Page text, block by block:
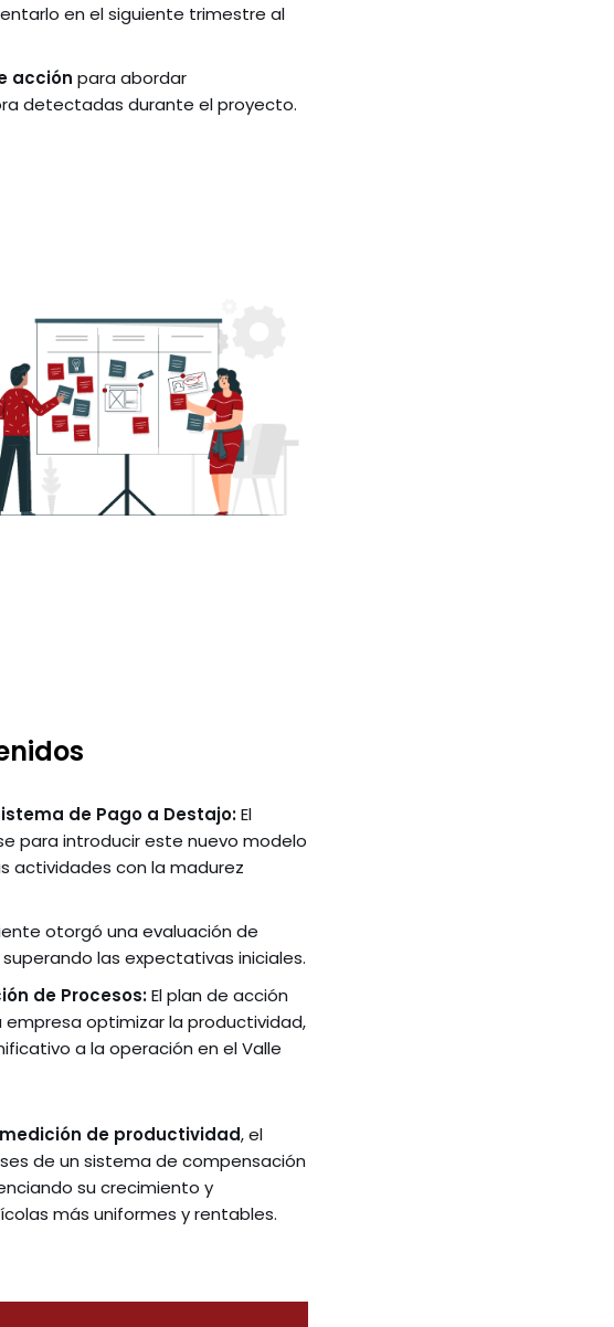
en el siguiente trimestre al
acción para abordar
detectadas durante el proyecto.
de Pago a Destajo:El
para introducir este nuevo modelo
actividades con la madurez
otorgó una evaluación de
las expectativas iniciales.
de Procesos:El plan de acción
optimizar la productividad,
a la operación en el Valle
de productividad, el
de un sistema de compensación
su crecimiento y
más uniformes y rentables.